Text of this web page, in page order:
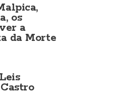
os
a
da Morte